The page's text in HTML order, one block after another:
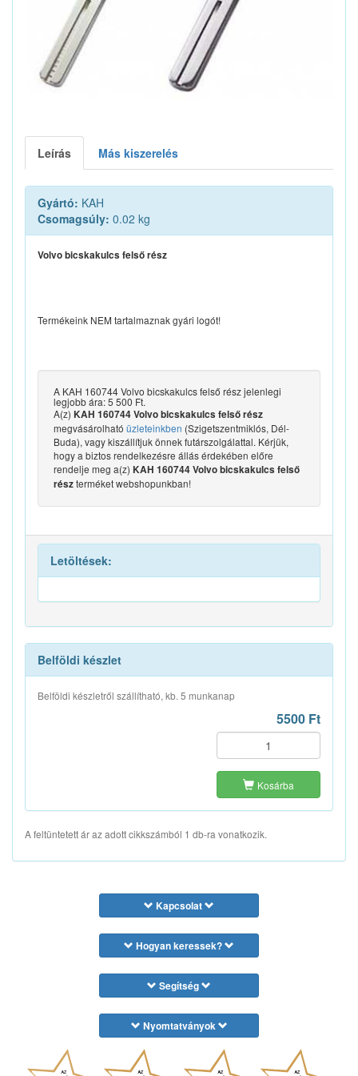
Leírás Más kiszerelés
Gyártó: KAH
Csomagsúly: 0.02 kg
Volvo bicskakulcs felső rész
Termékeink NEM tartalmaznak gyári logót!
A KAH 160744 Volvo bicskakulcs felső rész jelenlegi
legjobb ára: 5 500 Ft.
A(z) KAH 160744 Volvo bicskakulcs felső rész
megvásárolható üzleteinkben (Szigetszentmiklós, Dél-
Buda), vagy kiszállítjuk önnek futárszolgálattal. Kérjük,
hogy a biztos rendelkezésre állás érdekében előre
rendelje meg a(z) KAH 160744 Volvo bicskakulcs felső
részterméket webshopunkban!
Letöltések:
Belföldi készlet
Belföldi készletről szállítható, kb. 5 munkanap
5500 Ft
Kosárba
A feltüntetett ár az adott cikkszámból 1 db-ra vonatkozik.
Kapcsolat
Hogyan keressek?
Segítség
Nyomtatványok